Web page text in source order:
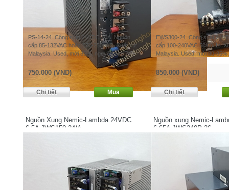
PS-14-24. Công suất 24VDC 10A. Nguồn
cấp 85-132VAC hoặc 170-250VAC. Xuất xứ:
Malaysia. Used, mới 85%, nguyên zin.
750.000 (VND)
EWS300-24. Công suất
cấp 100-240VAC 50/60Hz.
Malaysia. Used, mới 80-
850.000 (VND)
Nguồn Xung Nemic-Lambda 24VDC
6.5A JWS150-24/A
Nguồn xung Nemic-
6.65A JWS240P-36